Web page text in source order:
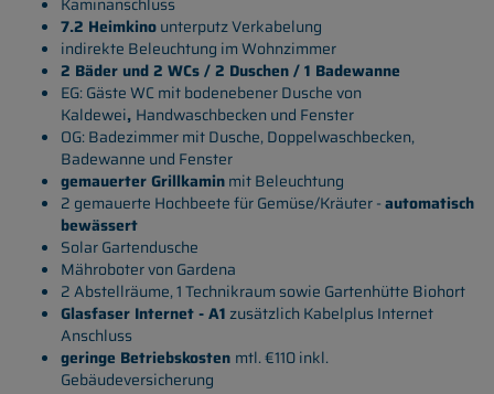
Kaminanschluss
7.2 Heimkinounterputz Verkabelung
indirekte Beleuchtung im Wohnzimmer
2 Bäder und 2 WCs / 2 Duschen / 1 Badewanne
EG: Gäste WC mit bodenebener Dusche von
Kaldewei, Handwaschbecken und Fenster
OG: Badezimmer mit Dusche, Doppelwaschbecken,
Badewanne und Fenster
gemauerter Grillkaminmit Beleuchtung
2 gemauerte Hochbeete für Gemüse/Kräuter -automatisch
bewässert
Solar Gartendusche
Mähroboter von Gardena
2 Abstellräume, 1 Technikraum sowie Gartenhütte Biohort
Glasfaser Internet - A1zusätzlich Kabelplus Internet
Anschluss
geringe Betriebskosten mtl. €110 inkl.
Gebäudeversicherung